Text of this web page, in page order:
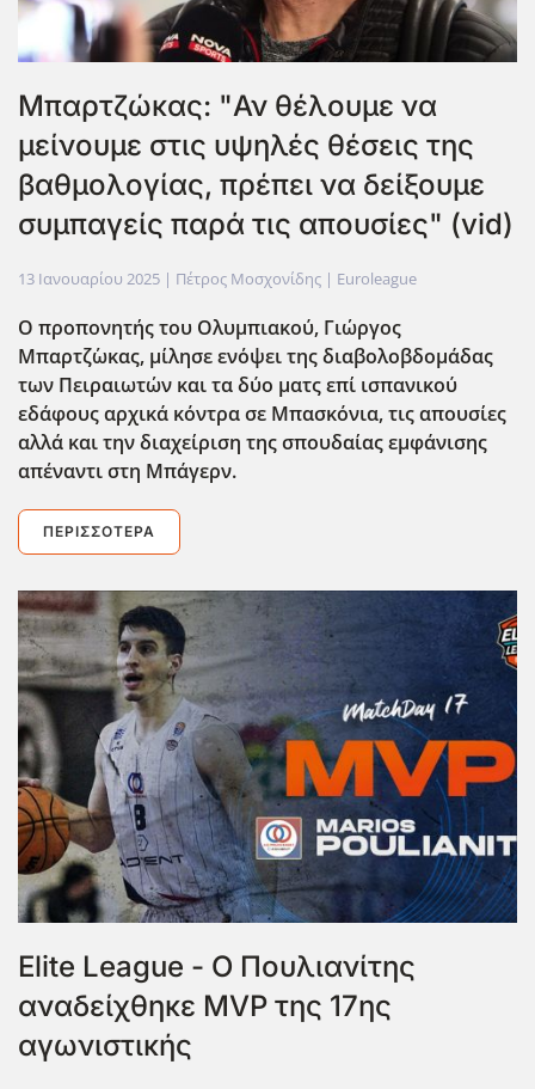
Μπαρτζώκας: "Αν θέλουμε να
μείνουμε στις υψηλές θέσεις της
βαθμολογίας, πρέπει να δείξουμε
συμπαγείς παρά τις απουσίες" (vid)
13 Ιανουαρίου 2025 | Πέτρος Μοσχονίδης | Euroleague
Ο προπονητής του Ολυμπιακού, Γιώργος
Μπαρτζ΄ωκας, μίλησε εν΄οψει της διαβολοβδομάδας
των Πειραιωτών και τα δύο ματς επί ισπανικού
εδάφους αρχικά κόντρα σε Μπασκόνια, τις απουσίες
αλλά και την διαχείριση της σπουδαίας εμφάνισης
απέναντι στη Μπάγερν.
ΠΕΡΙΣΣΌΤΕΡΑ
Elite League - Ο Πουλιανίτης
αναδείχθηκε MVP της 17ης
αγωνιστικής